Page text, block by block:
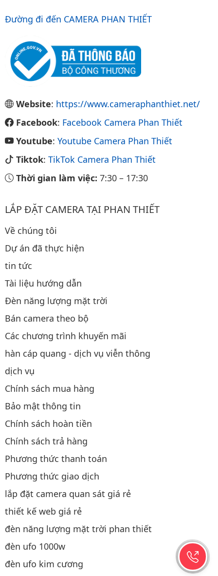
Đường đi đến CAMERA PHAN THIẾT
Website: https://www.cameraphanthiet.net/
Facebook: Facebook Camera Phan Thiết
Youtube: Youtube Camera Phan Thiết
Tiktok: TikTok Camera Phan Thiết
Thời gian làm việc: 7:30 – 17:30
LẮP ĐẶT CAMERA TẠI PHAN THIẾT
Về chúng tôi
Dự án đã thực hiện
tin tức
Tài liệu hướng dẫn
Đèn năng lượng mặt trời
Bán camera theo bộ
Các chương trình khuyến mãi
hàn cáp quang - dịch vụ viễn thông
dịch vụ
Chính sách mua hàng
Bảo mật thông tin
Chính sách hoàn tiền
Chính sách trả hàng
Phương thức thanh toán
Phương thức giao dịch
lắp đặt camera quan sát giá rẻ
thiết kế web giá rẻ
đèn năng lượng mặt trời phan thiết
đèn ufo 1000w
đèn ufo kim cương